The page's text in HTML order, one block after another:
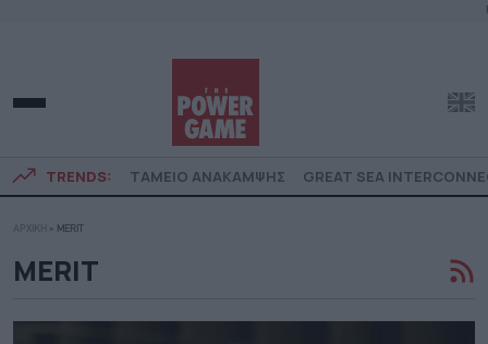
TRENDS: ΤΑΜΕΙΟ ΑΝΑΚΑΜΨΗΣ GREAT SEA
ΑΡΧΙΚΗ » MERIT
MERIT